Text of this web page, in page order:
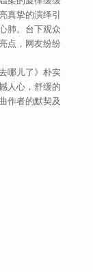
真挚的演绎引
肺。台下观众
点，网友纷纷
哪儿了》朴实
人心，舒缓的
作者的默契及